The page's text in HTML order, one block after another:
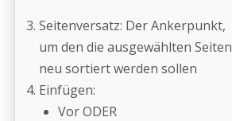
Seitenversatz: Der Ankerpunkt,
um den die ausgewählten Seiten
neu sortiert werden sollen
Einfügen:
Vor ODER